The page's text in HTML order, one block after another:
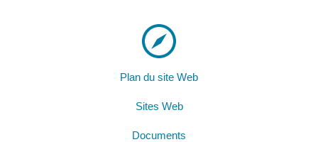
Plan du site Web
Sites Web
Documents